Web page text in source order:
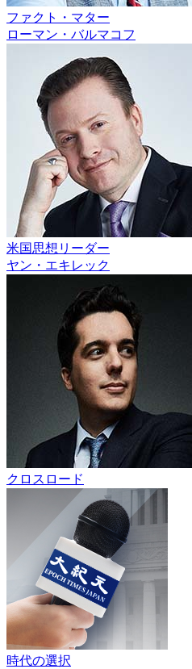
ファクト・マター
ローマン・バルマコフ
米国思想リーダー
ヤン・エキレック
クロスロード
時代の選択